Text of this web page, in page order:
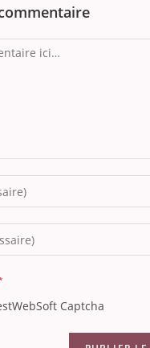
Captcha